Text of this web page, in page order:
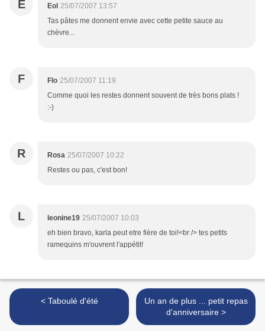
E Eol 25/07/2007 13:57
Tas pâtes me donnent envie avec cette petite sauce au
chèvre...
F Flo 25/07/2007 11:19
Comme quoi les restes donnent souvent de très bons plats !
:-)
R Rosa 25/07/2007 10:22
Restes ou pas, c'est bon!
L leonine19 25/07/2007 10:03
eh bien bravo, karla peut etre fière de toi!<br /> tes petits
ramequins m'ouvrent l'appétit!
< Taboulé d'été
Un an de plus ... petit repas
d'anniversaire >